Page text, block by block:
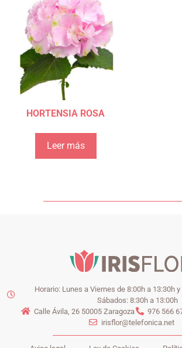
HORTENSIA ROSA
Leer más
Horario: Lunes a Viernes de 8:00h a 13:30h
Sábados: 8:30h a 13:00h
Calle Ávila, 26 50005 Zaragoza
976 566
irisflor@telefonica.net